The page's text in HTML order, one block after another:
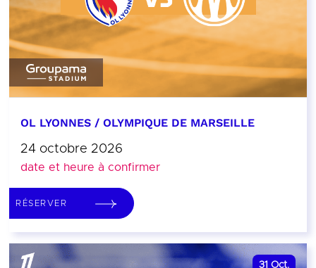
OL LYONNES / OLYMPIQUE DE MARSEILLE
24 octobre 2026
date et heure à confirmer
RÉSERVER
31 Oct.